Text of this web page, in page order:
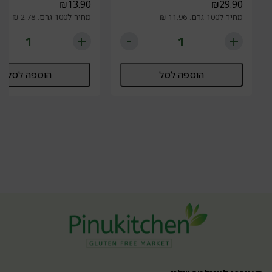
₪29.90
מחיר ל100 גרם: 11.96 ₪
הוספה לסל
₪13.90
מחיר ל100 גרם: 2.78 ₪
הוספה לסל